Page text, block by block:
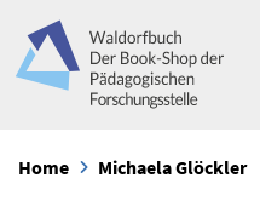
Home Michaela Glöckler